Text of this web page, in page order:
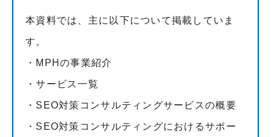
本資料では、主に以下について掲載していま
す。
・MPHの事業紹介
・サービス一覧
・SEO対策コンサルティングサービスの概要
・SEO対策コンサルティングにおけるサポー